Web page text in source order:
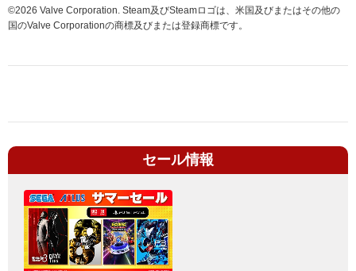
©2026 Valve Corporation. Steam及びSteamロゴは、米国及びまたはその他の
国のValve Corporationの商標及びまたは登録商標です。
セール情報